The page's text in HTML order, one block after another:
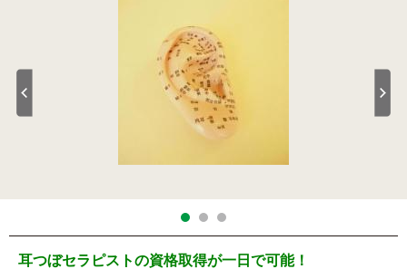
耳つぼセラピストの資格取得が一日で可能！